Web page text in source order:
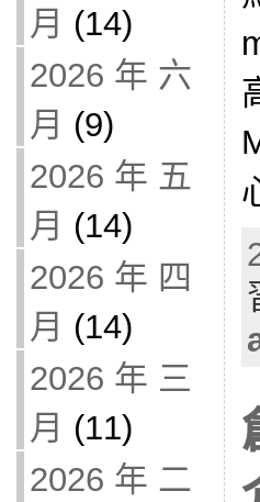
月 (14)
2026 年 六
月 (9)
2026 年 五
月 (14)
2026 年 四
月 (14)
2026 年 三
月 (11)
2026 年 二